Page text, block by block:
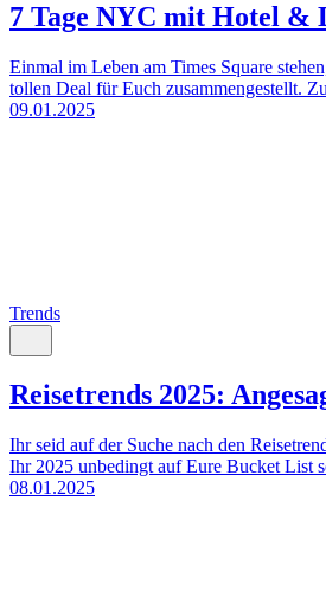
7 Tage NYC mit Hotel &
Einmal im Leben am Times Square
tollen Deal für Euch zusammengestellt.
09.01.2025
Trends
Reisetrends 2025:
Ihr seid auf der Suche nach den
Ihr 2025 unbedingt auf Eure Bucket List
08.01.2025